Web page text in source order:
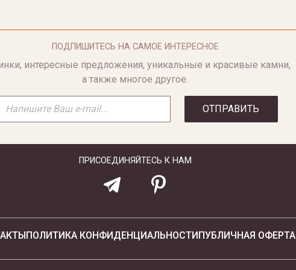
ПОДПИШИТЕСЬ НА САМОЕ ИНТЕРЕСНОЕ
интересные предложения, уникальные и красивые камни,
а также многое другое.
ОТПРАВИТЬ
ПРИСОЕДИНЯЙТЕСЬ К НАМ
ПОЛИТИКА КОНФИДЕНЦИАЛЬНОСТИПУБЛИЧНАЯ ОФЕРТА